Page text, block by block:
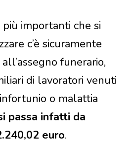
importanti che si
c’è sicuramente
funerario,
di lavoratori venuti
o malattia
passa infatti da
euro.